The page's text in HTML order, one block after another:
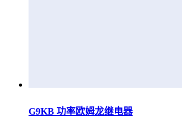
G9KB 功率欧姆龙继电器